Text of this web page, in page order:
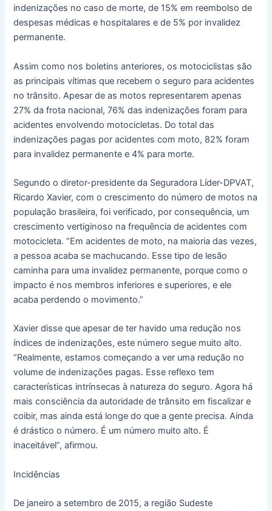
indenizações no caso de morte, de 15% em reembolso de
despesas médicas e hospitalares e de 5% por invalidez
permanente.
Assim como nos boletins anteriores, os motociclistas são
as principais vítimas que recebem o seguro para acidentes
no trânsito. Apesar de as motos representarem apenas
27% da frota nacional, 76% das indenizações foram para
acidentes envolvendo motocicletas. Do total das
indenizações pagas por acidentes com moto, 82% foram
para invalidez permanente e 4% para morte.
Segundo o diretor-presidente da Seguradora Líder-DPVAT,
Ricardo Xavier, com o crescimento do número de motos na
população brasileira, foi verificado, por consequência, um
crescimento vertiginoso na frequência de acidentes com
motocicleta. “Em acidentes de moto, na maioria das vezes,
a pessoa acaba se machucando. Esse tipo de lesão
caminha para uma invalidez permanente, porque como o
impacto é nos membros inferiores e superiores, e ele
acaba perdendo o movimento.”
Xavier disse que apesar de ter havido uma redução nos
índices de indenizações, este número segue muito alto.
“Realmente, estamos começando a ver uma redução no
volume de indenizações pagas. Esse reflexo tem
características intrínsecas à natureza do seguro. Agora há
mais consciência da autoridade de trânsito em fiscalizar e
coibir, mas ainda está longe do que a gente precisa. Ainda
é drástico o número. É um número muito alto. É
inaceitável”, afirmou.
Incidências
De janeiro a setembro de 2015, a região Sudeste